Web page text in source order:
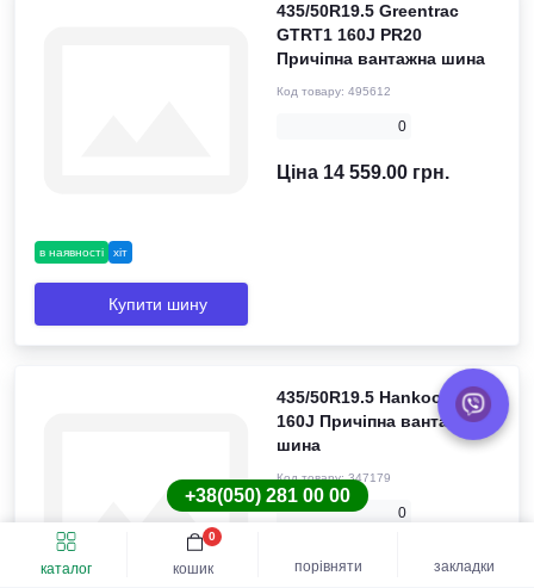
каталог порівняти закладки
кошик
0
в наявності хіт
435/50R19.5 Greentrac
GTRT1 160J PR20
Причіпна вантажна шина
Код товару: 495612
0
Ціна 14 559.00 грн.
Купити шину
435/50R19.5 Hankook TH31
160J Причіпна вантажна
шина
Код товару:347179
0
Ціна 24 871.00 грн.
+38(050) 281 00 00